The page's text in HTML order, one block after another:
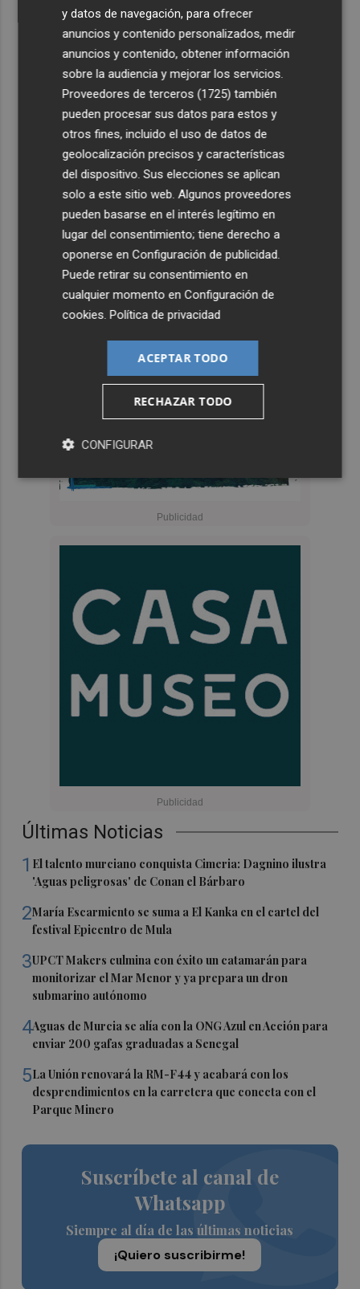
Últimas Noticias
1 El talento murciano conquista Cimeria: Dagnino ilustra
'Aguas peligrosas' de Conan el Bárbaro
2María Escarmiento se suma a El Kanka en el cartel del
festival Epicentro de Mula
3UPCT Makers culmina con éxito un catamarán para
monitorizar el Mar Menor y ya prepara un dron
submarino autónomo
4Aguas de Murcia se alía con la ONG Azul en Acción para
enviar 200 gafas graduadas a Senegal
5La Unión renovará la RM-F44 y acabará con los
desprendimientos en la carretera que conecta con el
Parque Minero
Suscríbete al canal de
Whatsapp
Siempre al día de las últimas noticias
¡Quiero suscribirme!
y datos de navegación, para ofrecer
anuncios y contenido personalizados, medir
anuncios y contenido, obtener información
sobre la audiencia y mejorar los servicios.
Proveedores de terceros (1725) también
pueden procesar sus datos para estos y
otros fines, incluido el uso de datos de
geolocalización precisos y características
del dispositivo. Sus elecciones se aplican
solo a este sitio web. Algunos proveedores
pueden basarse en el interés legítimo en
lugar del consentimiento; tiene derecho a
oponerse enConfiguración de publicidad
Puede retirar su consentimiento en
cualquier momento enConfiguración de
cookies .Política de privacidad
ACEPTAR TODO
RECHAZAR TODO
CONFIGURAR